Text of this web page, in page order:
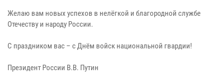
Желаю вам новых успехов в нелёгкой и благородной службе
Отечеству и народу России.
С праздником вас – с Днём войск национальной гвардии!
Президент России В.В. Путин